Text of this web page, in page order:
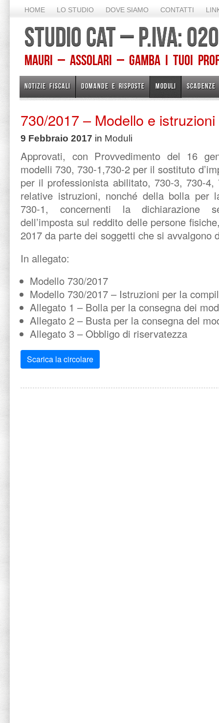
HOME LO STUDIO DOVE SIAMO CONTATTI
STUDIO CAT – P.IVA:
Mauri – Assolari – Gamba I TUOI
NOTIZIE FISCALI DOMANDE E RISPOSTE MODULI SCADENZE
730/2017 – Modello e istruzioni
9 Febbraio 2017 in Moduli
Approvati, con Provvedimento del 16
modelli 730, 730-1,730-2 per il sostituto
per il professionista abilitato, 730-3, 730-
relative istruzioni, nonché della bolla per
730-1, concernenti la dichiarazione
dell’imposta sul reddito delle persone
2017 da parte dei soggetti che si avvalgono
In allegato:
Modello 730/2017
Modello 730/2017 – Istruzioni per la
Allegato 1 – Bolla per la consegna dei
Allegato 2 – Busta per la consegna del
Allegato 3 – Obbligo di riservatezza
Scarica la circolare